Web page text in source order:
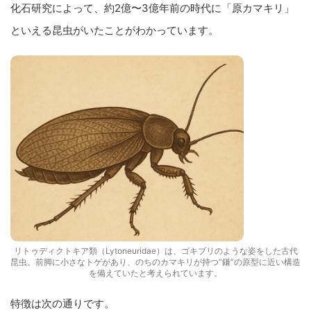
化石研究によって、約2億〜3億年前の時代に「原カマキリ」
といえる昆虫がいたことがわかっています。
リトゥディクトキア類（Lytoneuridae）は、ゴキブリのような姿をした古代
昆虫。前脚に小さなトゲがあり、のちのカマキリが持つ“鎌”の原型に近い構造
を備えていたと考えられています。
特徴は次の通りです。